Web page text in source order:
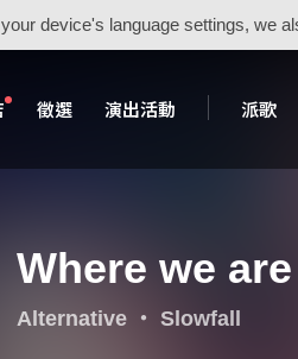
device's language settings, we
徵選 演出活動 派歌
Where we
Alternative・ Slowfall